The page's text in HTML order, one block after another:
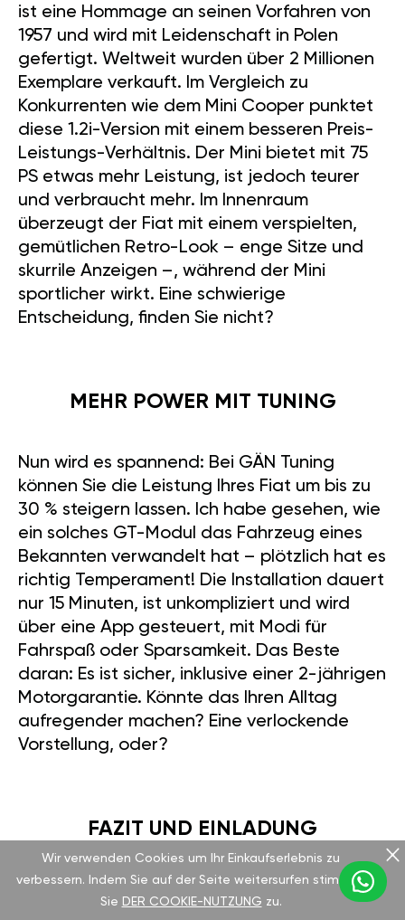
ist eine Hommage an seinen Vorfahren von
1957 und wird mit Leidenschaft in Polen
gefertigt. Weltweit wurden über 2 Millionen
Exemplare verkauft. Im Vergleich zu
Konkurrenten wie dem Mini Cooper punktet
diese 1.2i-Version mit einem besseren Preis-
Leistungs-Verhältnis. Der Mini bietet mit 75
PS etwas mehr Leistung, ist jedoch teurer
und verbraucht mehr. Im Innenraum
überzeugt der Fiat mit einem verspielten,
gemütlichen Retro-Look – enge Sitze und
skurrile Anzeigen –, während der Mini
sportlicher wirkt. Eine schwierige
Entscheidung, finden Sie nicht?
MEHR POWER MIT TUNING
Nun wird es spannend: Bei GÄN Tuning
können Sie die Leistung Ihres Fiat um bis zu
30 % steigern lassen. Ich habe gesehen, wie
ein solches GT-Modul das Fahrzeug eines
Bekannten verwandelt hat – plötzlich hat es
richtig Temperament! Die Installation dauert
nur 15 Minuten, ist unkompliziert und wird
über eine App gesteuert, mit Modi für
Fahrspaß oder Sparsamkeit. Das Beste
daran: Es ist sicher, inklusive einer 2-jährigen
Motorgarantie. Könnte das Ihren Alltag
aufregender machen? Eine verlockende
Vorstellung, oder?
FAZIT UND EINLADUNG
Wir verwenden Cookies um Ihr Einkaufserlebnis zu
verbessern. Indem Sie auf der Seite weitersurfen stimmen
Sie DER COOKIE-NUTZUNG zu.